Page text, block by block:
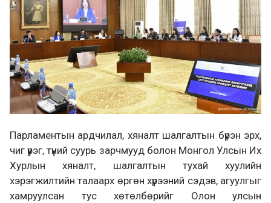
Парламентын ардчилал, хяналт шалгалтын бүрэн эрх,
чиг үүрэг, түүний суурь зарчмууд болон Монгол Улсын Их
Хурлын хяналт, шалгалтын тухай хуулийн
хэрэгжилтийн талаарх өргөн хүрээний сэдэв, агуулгыг
хамруулсан тус хөтөлбөрийг Олон улсын